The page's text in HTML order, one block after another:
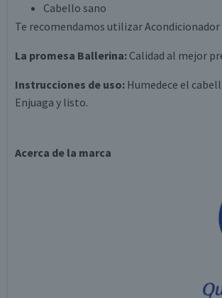
Cabello sano
Te recomendamos utilizar
La promesa Ballerina: Calidad al mejor
Instrucciones de uso: Humedece el
Enjuaga y listo.
Acerca de la marca